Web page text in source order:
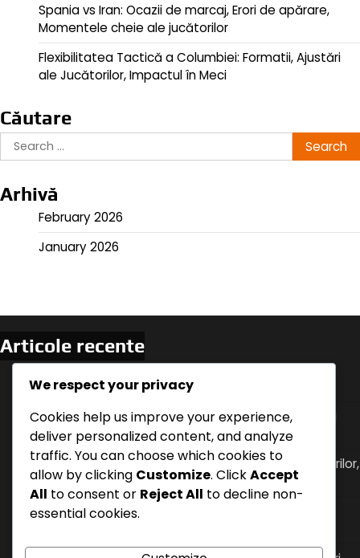
Spania vs Iran: Ocazii de marcaj, Erori de apărare,
Momentele cheie ale jucătorilor
Flexibilitatea Tactică a Columbiei: Formatii, Ajustări
ale Jucătorilor, Impactul în Meci
Căutare
Search
for:
Arhivă
February 2026
January 2026
Articole recente
Germania vs Suedia: Momente cheie ale meciului,
Statistici ale jucătorilor, Formatii ale echipelor
Uruguay vs Portugalia: Dinamica meciului, Jucători
cheie, Ajustări tactice
Tacticile ofensive ale Uruguayului: Mișcările jucătorilor,
strategiile de marcaj, dinamica meciului
Spania vs Iran: Ocazii de marcaj, Erori de apărare,
We respect your privacy
Cookies help us improve your experience,
deliver personalized content, and analyze
traffic. You can choose which cookies to
allow by clicking Customize. ClickAccept
All to consent or Reject All to decline non-
essential cookies.